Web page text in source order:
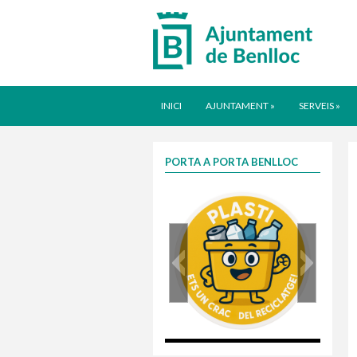
INICI AJUNTAMENT » SERVEIS »
PORTA A PORTA BENLLOC